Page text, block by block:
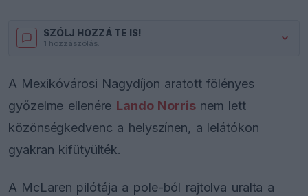
SZÓLJ HOZZÁ TE IS!
1 hozzászólás.
A Mexikóvárosi Nagydíjon aratott fölényes
győzelme ellenére Lando Norrisnem lett
közönségkedvenc a helyszínen, a lelátókon
gyakran kifütyülték.
A McLaren pilótája a pole-ból rajtolva uralta a